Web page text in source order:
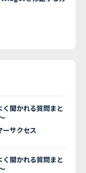
く聞かれる質問まと
サクセス
く聞かれる質問まと